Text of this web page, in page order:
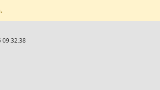
09:32:38